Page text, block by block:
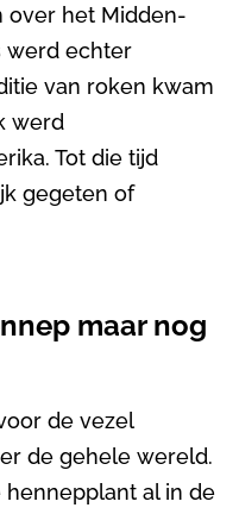
over het Midden-
werd echter
van roken kwam
werd
Tot die tijd
gegeten of
maar nog
de vezel
de gehele wereld.
hennepplant al in de